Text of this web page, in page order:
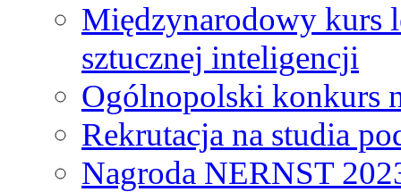
Międzynarodowy kurs
sztucznej inteligencji
Ogólnopolski konkurs
Rekrutacja na studia
Nagroda NERNST